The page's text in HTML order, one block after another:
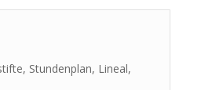
Stundenplan, Lineal,